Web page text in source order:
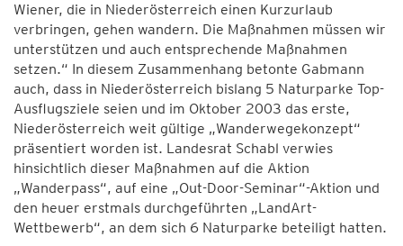
Wiener, die in Niederösterreich einen Kurzurlaub
verbringen, gehen wandern. Die Maßnahmen müssen wir
unterstützen und auch entsprechende Maßnahmen
setzen.“ In diesem Zusammenhang betonte Gabmann
auch, dass in Niederösterreich bislang 5 Naturparke Top-
Ausflugsziele seien und im Oktober 2003 das erste,
Niederösterreich weit gültige „Wanderwegekonzept“
präsentiert worden ist. Landesrat Schabl verwies
hinsichtlich dieser Maßnahmen auf die Aktion
„Wanderpass“, auf eine „Out-Door-Seminar“-Aktion und
den heuer erstmals durchgeführten „LandArt-
Wettbewerb“, an dem sich 6 Naturparke beteiligt hatten.